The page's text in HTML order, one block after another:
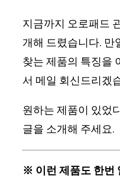
지금까지 오로패드
개해 드렸습니다. 만
찾는 제품의 특징을
서 메일 회신드리겠
원하는 제품이 있었
글을 소개해 주세요.
※ 이런 제품도 한번